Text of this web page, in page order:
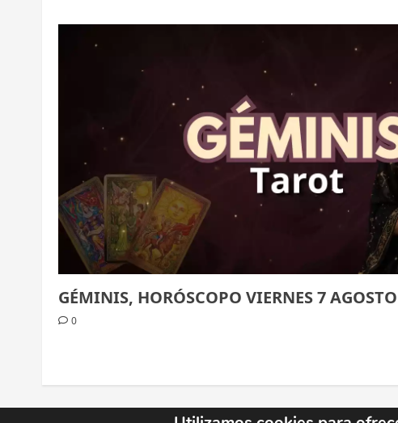
GÉMINIS, HORÓSCOPO VIERNES 7
0